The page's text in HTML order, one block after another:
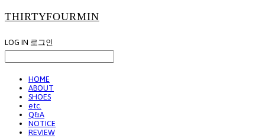
THIRTYFOURMIN
LOG IN 로그인
HOME
ABOUT
SHOES
etc.
Q&A
NOTICE
REVIEW